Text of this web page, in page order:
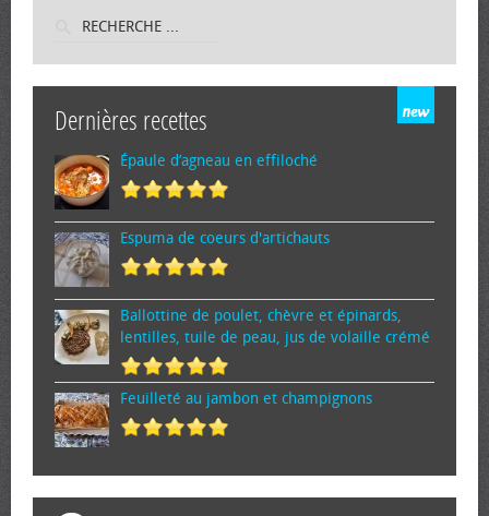
Dernières recettes
Épaule d’agneau en effiloché
Espuma de cœurs d'artichauts
Ballottine de poulet, chèvre et épinards,
lentilles, tuile de peau, jus de volaille crémé
Feuilleté au jambon et champignons